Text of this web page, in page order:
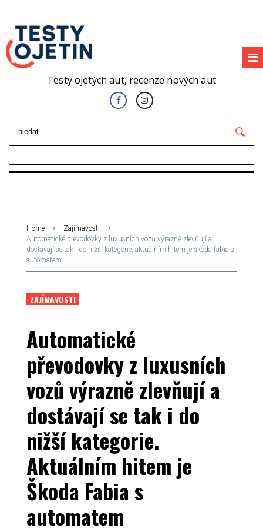
Testy ojetých aut, recenze nových aut
Home
Zajímavosti
Automatické převodovky z luxusních vozů výrazně zlevňují a
dostávají se tak i do nižší kategorie. aktuálním hitem je škoda fabia s
automatem
ZAJÍMAVOSTI
Automatické
převodovky z luxusních
vozů výrazně zlevňují a
dostávají se tak i do
nižší kategorie.
Aktuálním hitem je
Škoda Fabia s
automatem